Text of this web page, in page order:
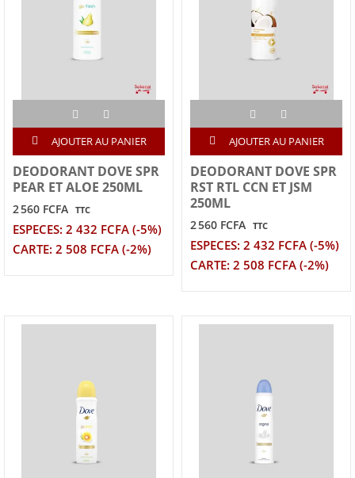
AJOUTER AU PANIER
DEODORANT DOVE SPR
PEAR ET ALOE 250ML
2 560 FCFA TTC
ESPECES: 2 432 FCFA (-5%)
CARTE: 2 508 FCFA (-2%)
AJOUTER AU PANIER
DEODORANT DOVE SPR
RST RTL CCN ET JSM
250ML
2 560 FCFA TTC
ESPECES: 2 432 FCFA (-5%)
CARTE: 2 508 FCFA (-2%)